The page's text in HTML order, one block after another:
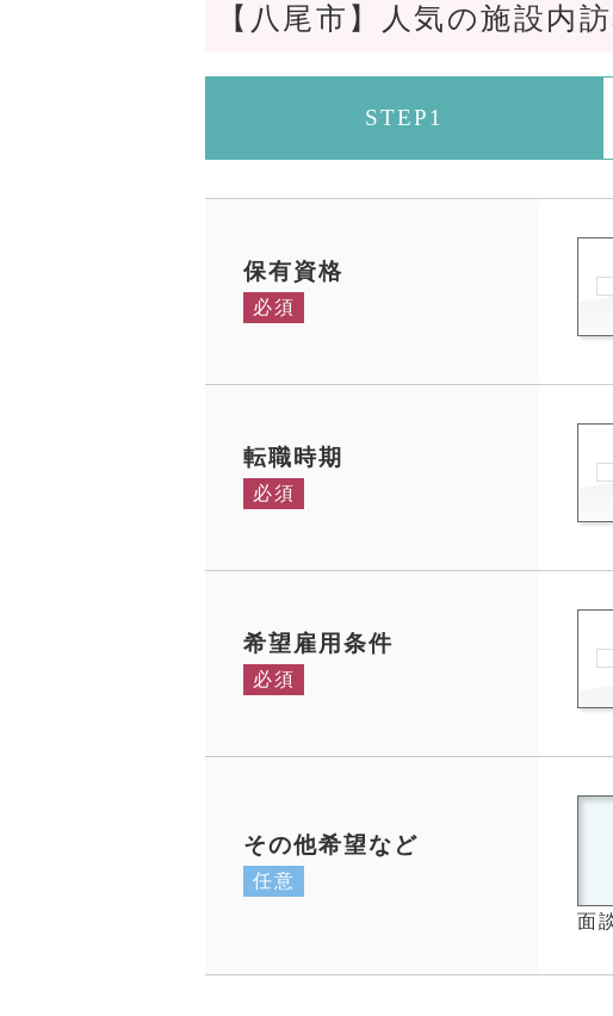
【八尾市】人気の施設内
STEP1
保有資格
必須
転職時期
必須
希望雇用条件
必須
その他希望など
任意
面